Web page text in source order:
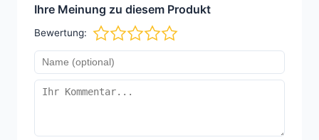
Ihre Meinung zu diesem Produkt
Bewertung: